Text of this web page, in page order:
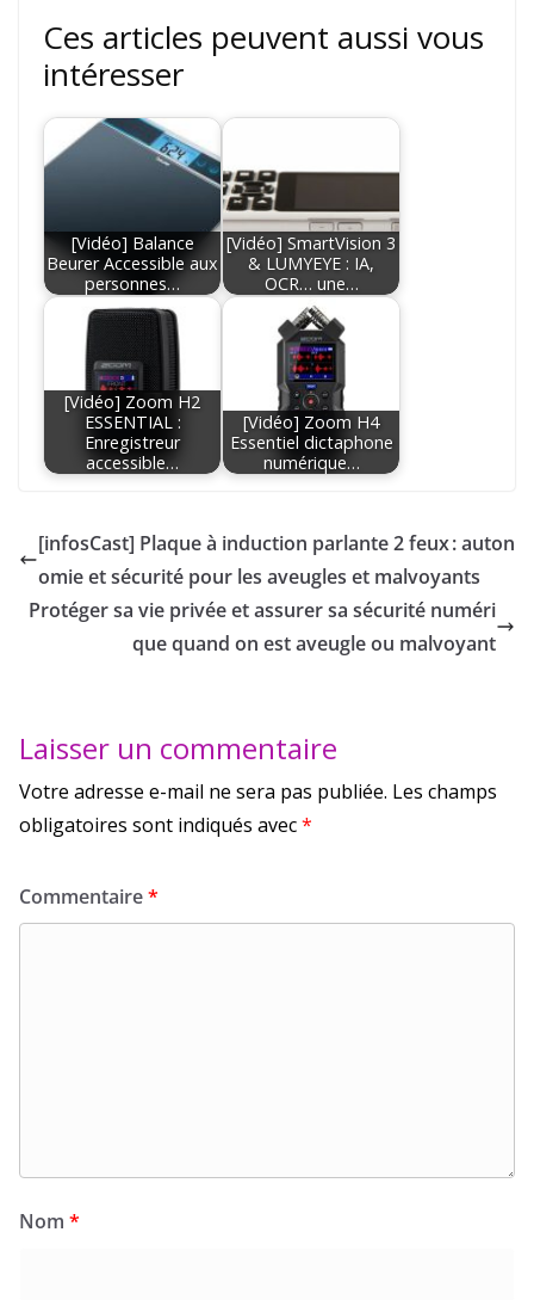
Ces articles peuvent aussi vous
intéresser
[Vidéo] Balance
Beurer Accessible aux
personnes…
[Vidéo] SmartVision 3
& LUMYEYE : IA,
OCR… une…
[Vidéo] Zoom H2
ESSENTIAL :
Enregistreur
accessible…
[Vidéo] Zoom H4
Essentiel dictaphone
numérique…
[infosCast] Plaque à induction parlante 2 feux : auton
omie et sécurité pour les aveugles et malvoyants
Protéger sa vie privée et assurer sa sécurité numéri
que quand on est aveugle ou malvoyant
Laisser un commentaire
Votre adresse e-mail ne sera pas publiée. Les champs
obligatoires sont indiqués avec*
Commentaire*
Nom *